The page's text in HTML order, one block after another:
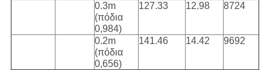
0.3m
(πόδια
0,984)
127.33 12.98 8724
0.2m
(πόδια
0,656)
141.46 14.42 9692